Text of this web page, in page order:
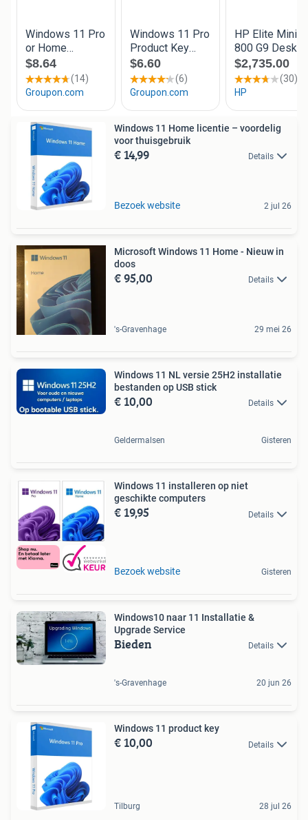
Windows 11 Home licentie – voordelig
voor thuisgebruik
€ 14,99 Details
Bezoek website 2 jul 26
Microsoft Windows 11 Home - Nieuw in
doos
€ 95,00 Details
's-Gravenhage 29 mei 26
Windows 11 NL versie 25H2 installatie
bestanden op USB stick
€ 10,00 Details
Geldermalsen Gisteren
Windows 11 installeren op niet
geschikte computers
€ 19,95 Details
Bezoek website Gisteren
Windows10 naar 11 Installatie &
Upgrade Service
Bieden Details
's-Gravenhage 20 jun 26
Windows 11 product key
€ 10,00 Details
Tilburg 28 jul 26